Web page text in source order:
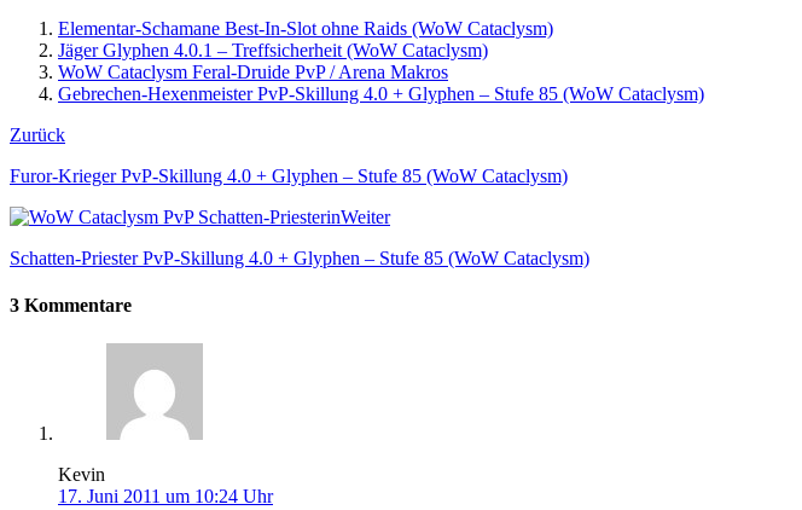
Elementar-Schamane Best-In-Slot ohne Raids (WoW Cataclysm)
Jäger Glyphen 4.0.1 – Treffsicherheit (WoW Cataclysm)
WoW Cataclysm Feral-Druide PvP / Arena Makros
Gebrechen-Hexenmeister PvP-Skillung 4.0 + Glyphen – Stufe 85 (WoW Cataclysm)
Zurück
Furor-Krieger PvP-Skillung 4.0 + Glyphen – Stufe 85 (WoW Cataclysm)
Weiter
Schatten-Priester PvP-Skillung 4.0 + Glyphen – Stufe 85 (WoW Cataclysm)
3 Kommentare
Kevin
17. Juni 2011 um 10:24 Uhr